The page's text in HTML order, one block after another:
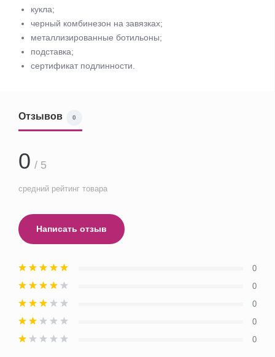
кукла;
черный комбинезон на завязках;
металлизированные ботильоны;
подставка;
сертификат подлинности.
Отзывов 0
0 / 5
средний рейтинг товара
Написать отзыв
0
0
0
0
0